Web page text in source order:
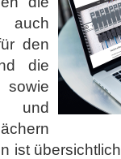
auch
den
die
und
ist